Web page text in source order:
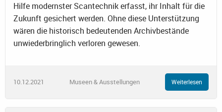
Hilfe modernster Scantechnik erfasst, ihr Inhalt für die
Zukunft gesichert werden. Ohne diese Unterstützung
wären die historisch bedeutenden Archivbestände
unwiederbringlich verloren gewesen.
10.12.2021 Museen & Ausstellungen Weiterlesen